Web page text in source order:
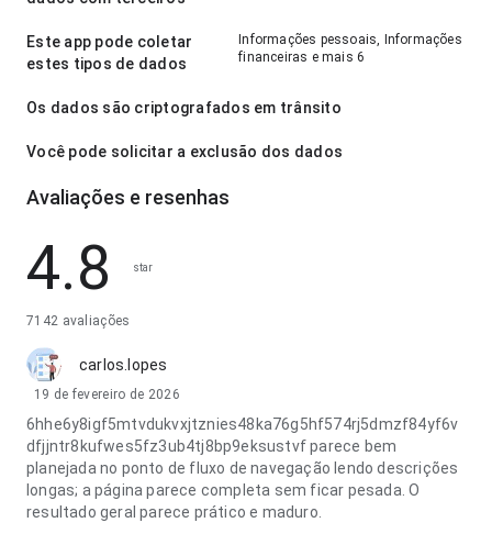
Este app pode coletar
estes tipos de dados
Informações pessoais, Informações
financeiras e mais 6
Os dados são criptografados em trânsito
Você pode solicitar a exclusão dos dados
Avaliações e resenhas
4.8 star
7142 avaliações
carlos.lopes
19 de fevereiro de 2026
6hhe6y8igf5mtvdukvxjtznies48ka76g5hf574rj5dmzf84yf6v
dfjjntr8kufwes5fz3ub4tj8bp9eksustvf parece bem
planejada no ponto de fluxo de navegação lendo descrições
longas; a página parece completa sem ficar pesada. O
resultado geral parece prático e maduro.